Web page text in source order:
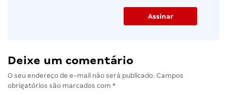
Deixe um comentário
O seu endereço de e-mail não será publicado. Campos
obrigatórios são marcados com *